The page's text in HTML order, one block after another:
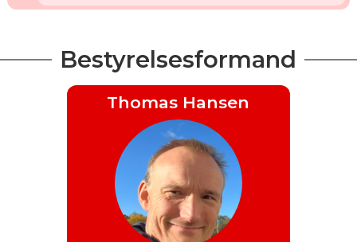
Bestyrelsesformand
Thomas Hansen